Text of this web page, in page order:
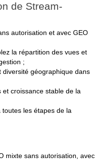
de Stream-
autorisation et avec GEO
la répartition des vues et
;
géographique dans
croissance stable de la
les étapes de la
mixte sans autorisation, avec